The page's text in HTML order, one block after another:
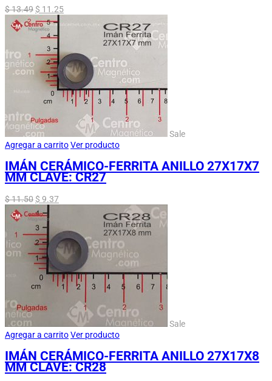
$13.49 $ 11.25
Sale
Agregar a carritoVer producto
IMÁN CERÁMICO-FERRITA ANILLO 27X17X7
MM CLAVE: CR27
$11.50 $ 9.37
Sale
Agregar a carritoVer producto
IMÁN CERÁMICO-FERRITA ANILLO 27X17X8
MM CLAVE: CR28